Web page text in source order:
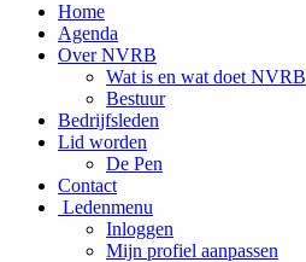
Home
Agenda
Over NVRB
Wat is en wat doet NVRB
Bestuur
Bedrijfsleden
Lid worden
De Pen
Contact
Ledenmenu
Inloggen
Mijn profiel aanpassen